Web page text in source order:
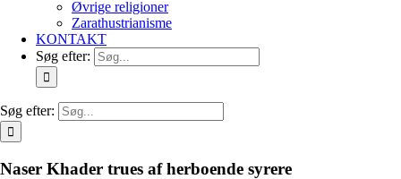
Øvrige religioner
Zarathustrianisme
KONTAKT
Søg efter:
Søg efter:
Naser Khader trues af herboende syrere